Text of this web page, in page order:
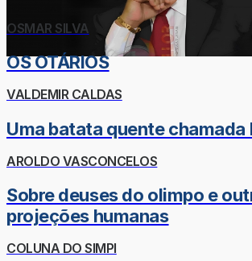
OSMAR SILVA
OS OTÁRIOS
VALDEMIR CALDAS
Uma batata quente chamada
AROLDO VASCONCELOS
Sobre deuses do olimpo e
projeções humanas
COLUNA DO SIMPI